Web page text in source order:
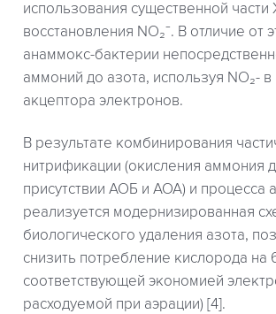
использования существенной
восстановления NO₂⁻. В отличие от
анаммокс-бактерии
аммоний до азота, используя NO₂- в
акцептора электронов.
В результате комбинирования
нитрификации (окисления аммония
присутствии АОБ и АОА) и процесса
реализуется модернизированная
биологического удаления азота,
снизить потребление кислорода на
соответствующей экономией
расходуемой при аэрации) [4].